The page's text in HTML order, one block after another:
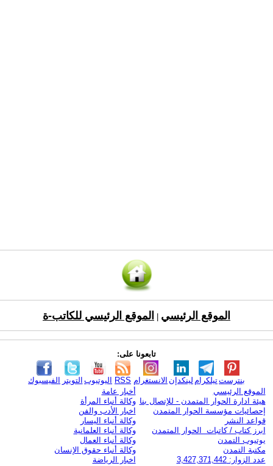
الموقع الرئيسي الموقع الرئيسي للكاتب-ة
تابعونا على:
الفيسبوك التويتر اليوتيوب RSS الانستغرام لينكدإن تيلكرامبنترست
الموقع الرئيسي
هيئة ادارة الحوار المتمدن - للإتصال بنا
إحصائيات مؤسسة الحوار المتمدن
قواعد النشر
ابرز كتاب / كاتبات الحوار المتمدن
يوتيوب التمدن
مكتبة التمدن
عدد الزوار: 3,427,371,442
أخبار عامة
وكالة أنباء المرأة
اخبار الأدب والفن
وكالة أنباء اليسار
وكالة أنباء العلمانية
وكالة أنباء العمال
وكالة أنباء حقوق الإنسان
اخبار الرياضة